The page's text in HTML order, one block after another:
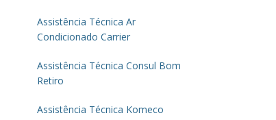
Assistência Técnica Ar
Condicionado Carrier
Assistência Técnica Consul Bom
Retiro
Assistência Técnica Komeco